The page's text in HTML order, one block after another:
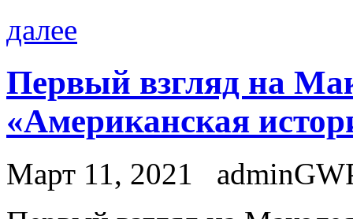
далее
Первый взгляд на
«Американская
Март 11, 2021